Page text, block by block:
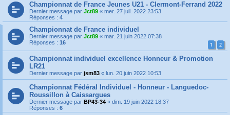
Championnat de France Jeunes U21 - Clermont-Ferrand 2022
Dernier message par Jct89 « mer. 27 juil. 2022 23:53
Réponses : 4
Championnat de France individuel
Dernier message par Jct89 « mar. 21 juin 2022 07:38
Réponses : 16 1 2
Championnat individuel excellence Honneur & Promotion
LR21
Dernier message par jsm83 « lun. 20 juin 2022 10:53
Championnat Fédéral Individuel - Honneur - Languedoc-
Roussillon à Caissargues
Dernier message par BP43-34 « dim. 19 juin 2022 18:37
Réponses : 6